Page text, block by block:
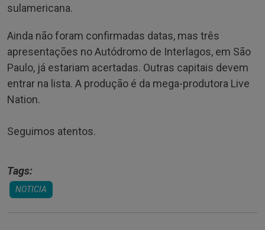
sulamericana.
Ainda não foram confirmadas datas, mas três
apresentações no Autódromo de Interlagos, em São
Paulo, já estariam acertadas. Outras capitais devem
entrar na lista. A produção é da mega-produtora Live
Nation.
Seguimos atentos.
Tags:
NOTICIA